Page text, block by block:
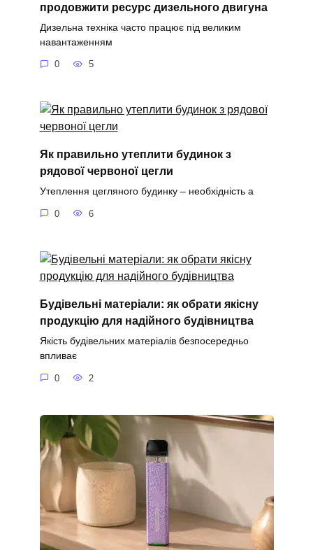
продовжити ресурс дизельного двигуна
Дизельна техніка часто працює під великим
навантаженням
0 5
Як правильно утеплити будинок з
рядової червоної цегли
Утеплення цегляного будинку – необхідність а
0 6
Будівельні матеріали: як обрати якісну
продукцію для надійного будівництва
Якість будівельних матеріалів безпосередньо
впливає
0 2